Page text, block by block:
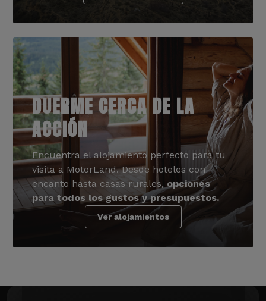
DUERME CERCA DE LA
ACCIÓN
Encuentra el alojamiento perfecto para tu
visita a MotorLand. Desde hoteles con
encanto hasta casas rurales, opciones
para todos los gustos y presupuestos.
Ver alojamientos